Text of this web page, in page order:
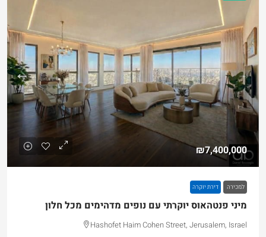
₪7,400,000
למכירה דירת יוקרה
מיני פנטהאוס יוקרתי עם נופים מדהימים מכל חלון
Hashofet Haim Cohen Street, Jerusalem, Israel